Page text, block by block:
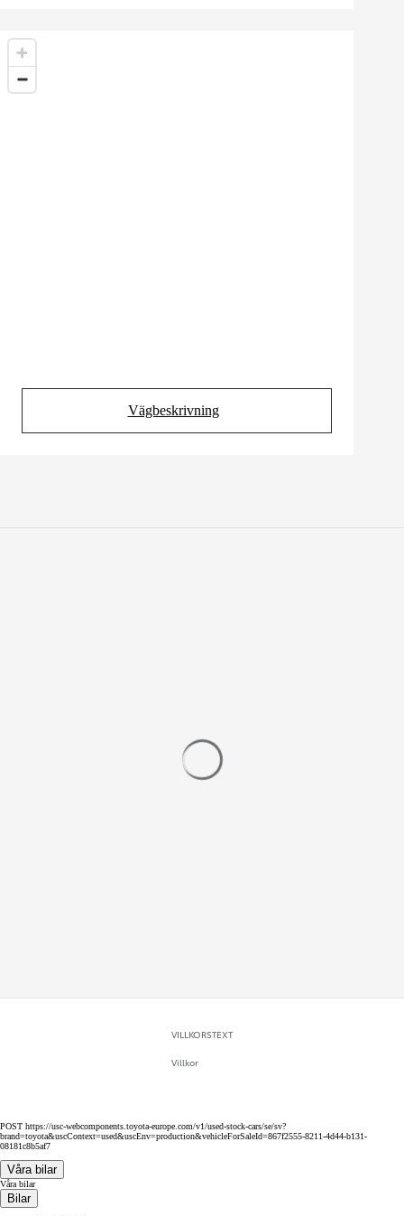
Vägbeskrivning
(Opens in new tab)
VILLKORSTEXT
Villkor
POST https://usc-webcomponents.toyota-europe.com/v1/used-stock-cars/se/sv?
brand=toyota&uscContext=used&uscEnv=production&vehicleForSaleId=867f2555-8211-4d44-b131-
08181c8b5af7
Våra bilar
Våra bilar
Bilar